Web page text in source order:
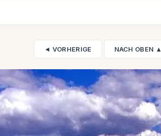
◄ VORHERIGE NACH OBEN ▲